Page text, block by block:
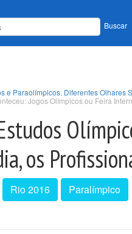
Buscar
e Paraolímpicos. Diferentes
Jogos Olímpicos ou Feira
os
Rio 2016 Paralímpico